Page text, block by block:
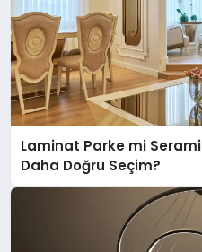
Laminat Parke mi
Daha Doğru Seçim?